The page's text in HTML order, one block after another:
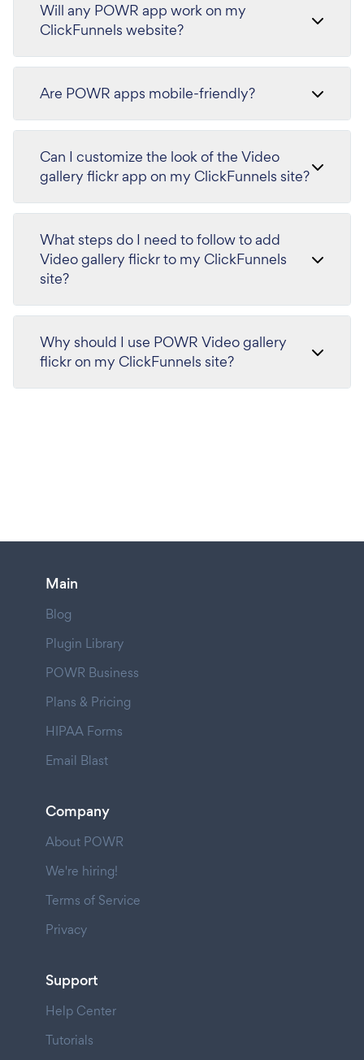
Will any POWR app work on my
ClickFunnels website?
Are POWR apps mobile-friendly?
Can I customize the look of the Video
gallery flickr app on my ClickFunnels site?
What steps do I need to follow to add
Video gallery flickr to my ClickFunnels
site?
Why should I use POWR Video gallery
flickr on my ClickFunnels site?
Main
Blog
Plugin Library
POWR Business
Plans & Pricing
HIPAA Forms
Email Blast
Company
About POWR
We're hiring!
Terms of Service
Privacy
Support
Help Center
Tutorials